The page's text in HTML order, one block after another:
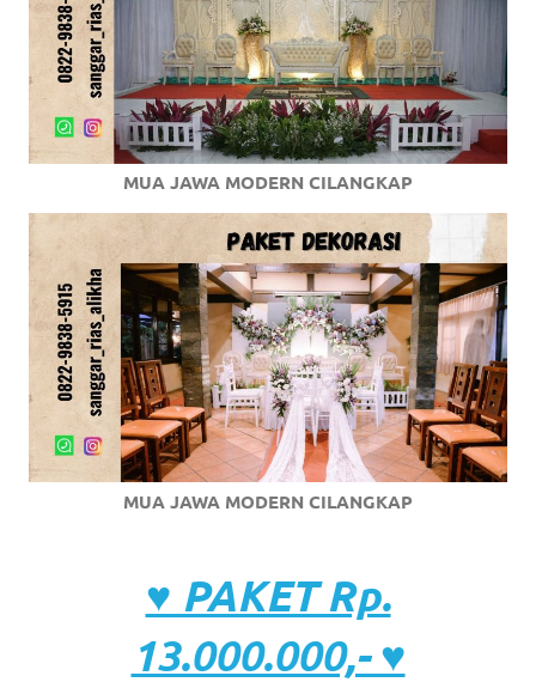
MUA JAWA MODERN CILANGKAP
MUA JAWA MODERN CILANGKAP
♥ PAKET Rp.
13.000.000,- ♥